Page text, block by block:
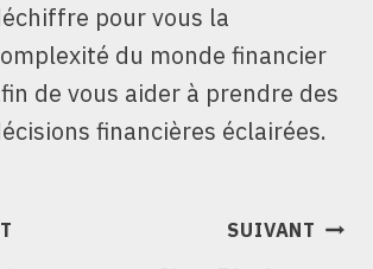
pour vous la
du monde financier
de vous aider à prendre des
financières éclairées.
SUIVANT